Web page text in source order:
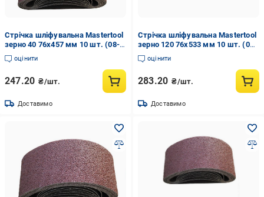
Стрічка шліфувальна Mastertool
зерно 40 76x457 мм 10 шт. (08-
2304)
оцінити
247.20 ₴/шт.
Доставимо
Стрічка шліфувальна Mastertool
зерно 120 76x533 мм 10 шт. (08-
2412)
оцінити
283.20 ₴/шт.
Доставимо